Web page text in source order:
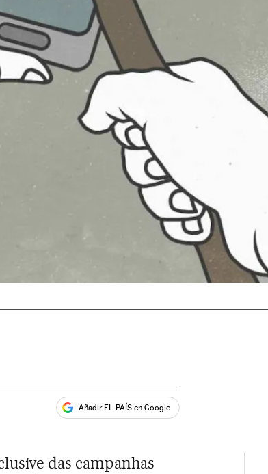
Añadir EL PAÍS en Google
das campanhas